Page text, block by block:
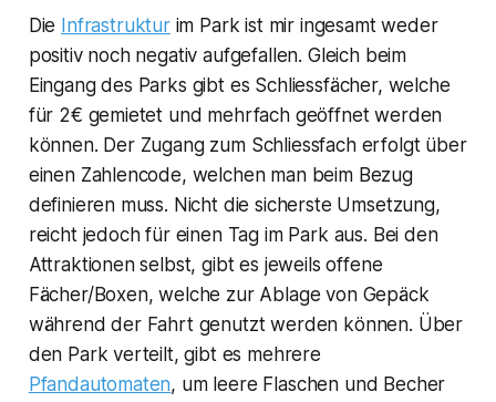
Die Infrastrukturim Park ist mir ingesamt weder
positiv noch negativ aufgefallen. Gleich beim
Eingang des Parks gibt es Schliessfächer, welche
für 2€ gemietet und mehrfach geöffnet werden
können. Der Zugang zum Schliessfach erfolgt über
einen Zahlencode, welchen man beim Bezug
definieren muss. Nicht die sicherste Umsetzung,
reicht jedoch für einen Tag im Park aus. Bei den
Attraktionen selbst, gibt es jeweils offene
Fächer/Boxen, welche zur Ablage von Gepäck
während der Fahrt genutzt werden können. Über
den Park verteilt, gibt es mehrere
Pfandautomaten, um leere Flaschen und Becher